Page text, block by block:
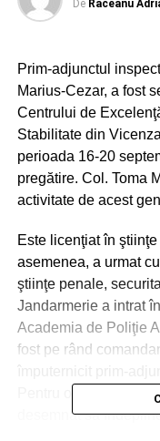
De Raceanu
Prim-adjunctul
Marius-Cezar, a fost
Centrului de
Stabilitate din
perioada 16-20
pregătire. Col. Toma
activitate de acest
Este licenţiat în
asemenea, a urmat
ştiinţe penale,
Jandarmerie a intrat
Academia de Poliţie
fost pe rând
Pentru o perioadă de
desemnat să